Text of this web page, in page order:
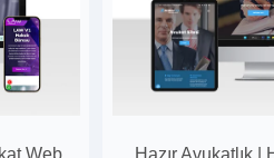
Web
Hazır Avukatlık |